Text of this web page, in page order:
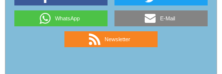
WhatsApp E-Mail
Newsletter